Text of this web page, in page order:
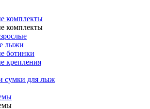
комплекты
комплекты
лыжи
ботинки
крепления
сумки для лыж